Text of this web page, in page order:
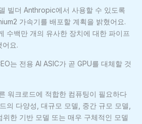
빌더 Anthropic에서 사용할 수 있도록
가속기를 배포할 계획을 밝혔어요.
수백만 개의 유사한 장치에 대한 파이프
어요.
는 전용 AI ASIC가 곧 GPU를 대체할 것
워크로드에 적합한 컴퓨팅이 필요하다
의 다양성, 대규모 모델, 중간 규모 모델,
한 기반 모델 또는 매우 구체적인 모델